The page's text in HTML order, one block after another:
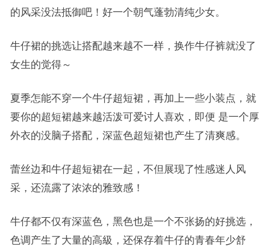
的风采没法抵御吧！好一个朝气蓬勃清纯少女。
牛仔裙的挑选让搭配越来越不一样，换作牛仔裤就没了
女生的觉得～
夏季怎能不穿一个牛仔超短裙，再加上一些小装点，就
要你的超短裙越来越活泼可爱讨人喜欢，即便 是一个厚
外衣的没脑子搭配，深蓝色超短裙也产生了清爽感。
蕾丝边和牛仔超短裙在一起，不但展现了性感迷人风
采，还流露了浓浓的雅致感！
牛仔都不仅有深蓝色，黑色也是一个不张扬的好挑选，
色调产生了大量的高級，还保存着牛仔的青春年少舒